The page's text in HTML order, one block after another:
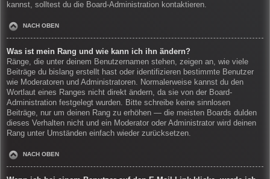
kannst, solltest du die Board-Administration kontaktieren.
NACH OBEN
Was ist mein Rang und wie kann ich ihn ändern?
Ränge, die unter deinem Benutzernamen stehen, zeigen an, wie viele
Beiträge du bislang erstellt hast oder identifizieren bestimmte Benutzer
wie Moderatoren und Administratoren. Normalerweise kannst du den
Wortlaut eines Ranges nicht direkt ändern, da sie von der Board-
Administration festgelegt wurden. Bitte schreibe keine sinnlosen
Beiträge, nur um deinen Rang zu erhöhen — die meisten Boards dulden
dieses Verhalten nicht und ein Moderator oder Administrator wird deinen
Rang unter Umständen einfach wieder zurücksetzen.
NACH OBEN